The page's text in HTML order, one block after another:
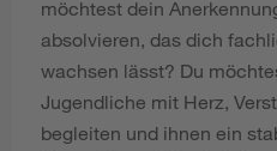
möchtest dein
absolvieren, das dich
wachsen lässt? Du
Jugendliche mit Herz,
begleiten und ihnen ein